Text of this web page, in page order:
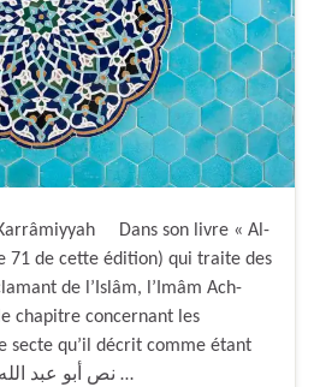
Dans son livre « Al-
71 de cette édition) qui traite des
de l’Islâm, l’Imâm Ach-
chapitre concernant les
secte qu’il décrit comme étant
corporaliste : « نص أبو عبد الله على أن …